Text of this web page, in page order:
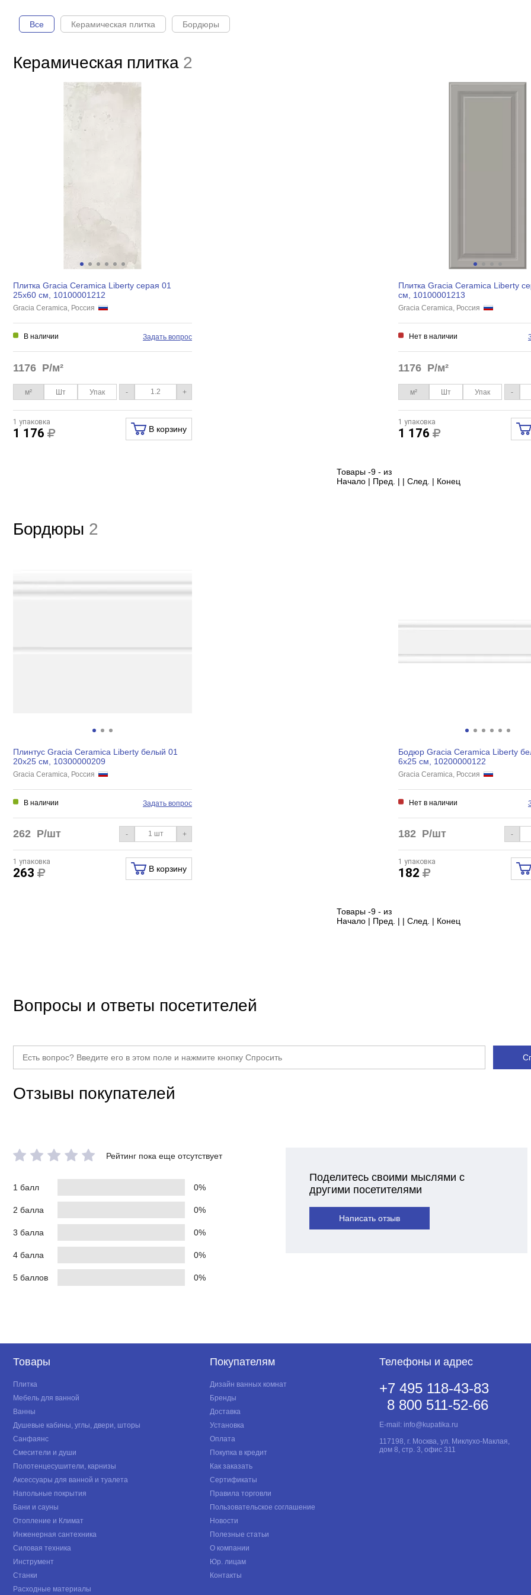
Все Керамическая плитка Бордюры
Керамическая плитка 2
Плитка Gracia Ceramica Liberty серая 01
25х60 см, 10100001212
Gracia Ceramica, Россия
В наличии Задать вопрос
1176 Р/м²
м² Шт Упак - +
1 упаковка
1 176 В корзину
Плитка Gracia Ceramica Liberty
см, 10100001213
Gracia Ceramica, Россия
Нет в наличии
1176 Р/м²
м² Шт Упак -
1 упаковка
1 176
Товары -9 - из
Начало | Пред. | | След. | Конец
Бордюры 2
Плинтус Gracia Ceramica Liberty белый 01
20х25 см, 10300000209
Gracia Ceramica, Россия
В наличии Задать вопрос
262 Р/шт - +
1 упаковка
263 В корзину
Бодюр Gracia Ceramica Liberty
6х25 см, 10200000122
Gracia Ceramica, Россия
Нет в наличии
182 Р/шт -
1 упаковка
182
Товары -9 - из
Начало | Пред. | | След. | Конец
Вопросы и ответы посетителей
Отзывы покупателей
Рейтинг пока еще отсутствует
1 балл 0%
2 балла 0%
3 балла 0%
4 балла 0%
5 баллов 0%
Поделитесь своими мыслями с
другими посетителями
Написать отзыв
Товары
Плитка
Мебель для ванной
Ванны
Душевые кабины, углы, двери, шторы
Санфаянс
Смесители и души
Полотенцесушители, карнизы
Аксессуары для ванной и туалета
Напольные покрытия
Бани и сауны
Отопление и Климат
Инженерная сантехника
Силовая техника
Инструмент
Станки
Расходные материалы
Покупателям
Дизайн ванных комнат
Бренды
Доставка
Установка
Оплата
Покупка в кредит
Как заказать
Сертификаты
Правила торговли
Пользовательское соглашение
Новости
Полезные статьи
О компании
Юр. лицам
Контакты
Телефоны и адрес
+7 495 118-43-83
8 800 511-52-66
E-mail: info@kupatika.ru
117198, г. Москва, ул. Миклухо-Маклая,
дом 8, стр. 3, офис 311